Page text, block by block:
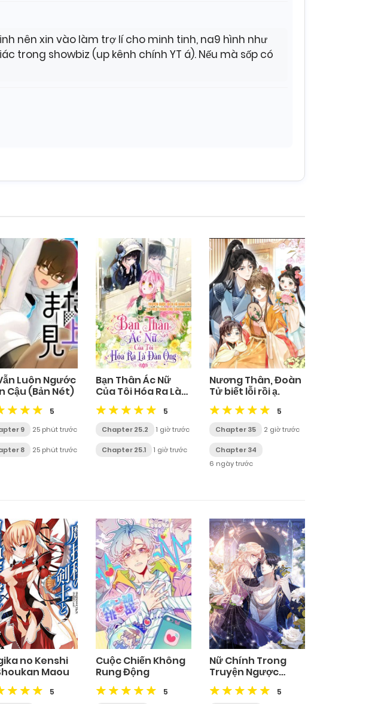
nên xin vào làm trợ lí cho minh tinh, na9 hình như
trong showbiz (up kênh chính YT á). Nếu mà sốp có
Luôn Ngước
Cậu (Bản Nét)
5
9 25 phút trước
8 25 phút trước
Bạn Thân Ác Nữ
Của Tôi Hóa Ra Là
Đàn Ông
5
Chapter 25.2 1 giờ trước
Chapter 25.1 1 giờ trước
Nương Thân, Đoàn
Tử biết lỗi rồi ạ.
5
Chapter 35 2 giờ trước
Chapter 34
6 ngày trước
no Kenshi
Maou
5
Cuộc Chiến Không
Rung Động
5
Nữ Chính Trong
Truyện Ngược
Luyến Tình Yêu Đã
Thức Tỉnh
5